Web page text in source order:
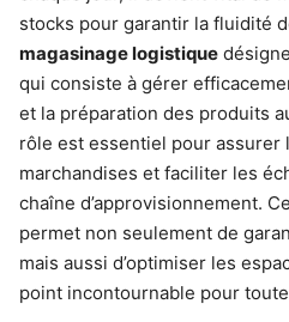
stocks pour garantir la fluidité
magasinage logistique
qui consiste à gérer
et la préparation des produits
rôle est essentiel pour assurer
marchandises et faciliter les
chaîne d’approvisionnement.
permet non seulement de
mais aussi d’optimiser les
point incontournable pour